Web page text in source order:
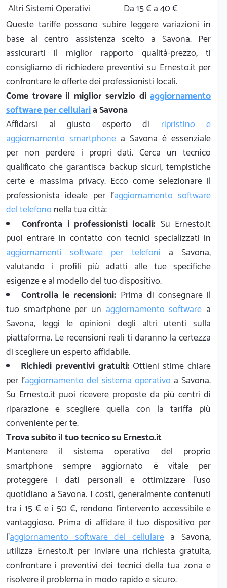
Altri Sistemi Operativi
Da 15 € a 40 €
Queste tariffe possono subire leggere variazioni in
base al centro assistenza scelto a Savona. Per
assicurarti il miglior rapporto qualità-prezzo, ti
consigliamo di richiedere preventivi su Ernesto.it per
confrontare le offerte dei professionisti locali.
Come trovare il miglior servizio di aggiornamento
software per cellularia Savona
Affidarsi al giusto esperto diripristino e
aggiornamento smartphone a Savona è essenziale
per non perdere i propri dati. Cerca un tecnico
qualificato che garantisca backup sicuri, tempistiche
certe e massima privacy. Ecco come selezionare il
professionista ideale per l'aggiornamento software
del telefononella tua città:
Confronta i professionisti locali: Su Ernesto.it
puoi entrare in contatto con tecnici specializzati in
aggiornamenti software per telefonia Savona,
valutando i profili più adatti alle tue specifiche
esigenze e al modello del tuo dispositivo.
Controlla le recensioni: Prima di consegnare il
tuo smartphone per unaggiornamento softwarea
Savona, leggi le opinioni degli altri utenti sulla
piattaforma. Le recensioni reali ti daranno la certezza
di scegliere un esperto affidabile.
Richiedi preventivi gratuiti:Ottieni stime chiare
per l'aggiornamento del sistema operativoa Savona.
Su Ernesto.it puoi ricevere proposte da più centri di
riparazione e scegliere quella con la tariffa più
conveniente per te.
Trova subito il tuo tecnico su Ernesto.it
Mantenere il sistema operativo del proprio
smartphone sempre aggiornato è vitale per
proteggere i dati personali e ottimizzare l'uso
quotidiano a Savona. I costi, generalmente contenuti
tra i 15 € e i 50 €, rendono l'intervento accessibile e
vantaggioso. Prima di affidare il tuo dispositivo per
l'aggiornamento software del cellularea Savona,
utilizza Ernesto.it per inviare una richiesta gratuita,
confrontare i preventivi dei tecnici della tua zona e
risolvere il problema in modo rapido e sicuro.